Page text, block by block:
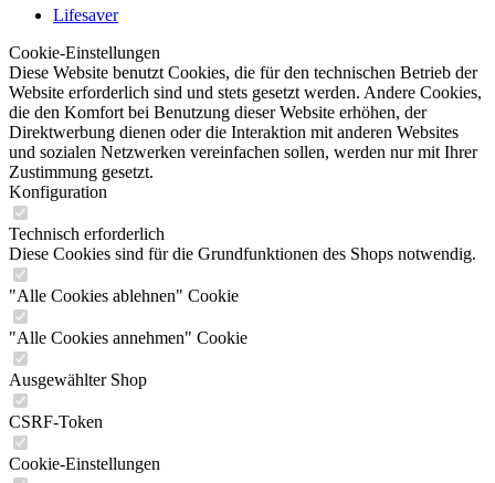
Lifesaver
Cookie-Einstellungen
Diese Website benutzt Cookies, die für den technischen Betrieb der
Website erforderlich sind und stets gesetzt werden. Andere Cookies,
die den Komfort bei Benutzung dieser Website erhöhen, der
Direktwerbung dienen oder die Interaktion mit anderen Websites
und sozialen Netzwerken vereinfachen sollen, werden nur mit Ihrer
Zustimmung gesetzt.
Konfiguration
Technisch erforderlich
Diese Cookies sind für die Grundfunktionen des Shops notwendig.
"Alle Cookies ablehnen" Cookie
"Alle Cookies annehmen" Cookie
Ausgewählter Shop
CSRF-Token
Cookie-Einstellungen